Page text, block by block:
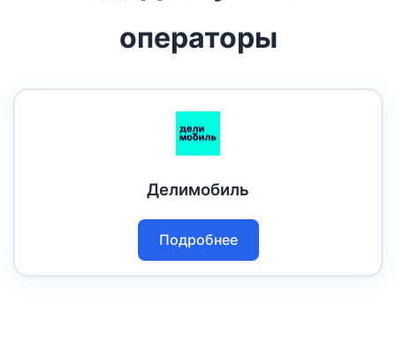
операторы
Делимобиль
Подробнее